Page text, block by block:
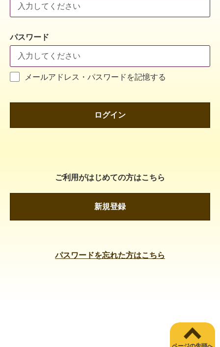
パスワード
メールアドレス・パスワードを記憶する
ログイン
ご利用がはじめての方はこちら
新規登録
パスワードを忘れた方はこちら